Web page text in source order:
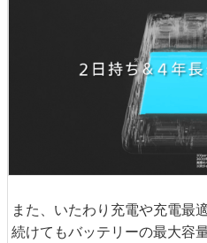
また、いたわり充電や充電最
続けてもバッテリーの最大容